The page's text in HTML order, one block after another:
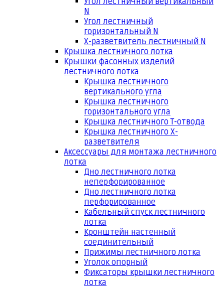
N
Угол лестничный
горизонтальный N
Х-разветвитель лестничный N
Крышка лестничного лотка
Крышки фасонных изделий
лестничного лотка
Крышка лестничного
вертикального угла
Крышка лестничного
горизонтального угла
Крышка лестничного Т-отвода
Крышка лестничного Х-
разветвителя
Аксессуары для монтажа лестничного
лотка
Дно лестничного лотка
неперфорированное
Дно лестничного лотка
перфорированное
Кабельный спуск лестничного
лотка
Кронштейн настенный
соединительный
Прижимы лестничного лотка
Уголок опорный
Фиксаторы крышки лестничного
лотка